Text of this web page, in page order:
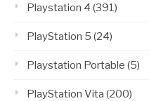
Playstation 4 (391)
PlayStation 5 (24)
Playstation Portable (5)
PlayStation Vita (200)